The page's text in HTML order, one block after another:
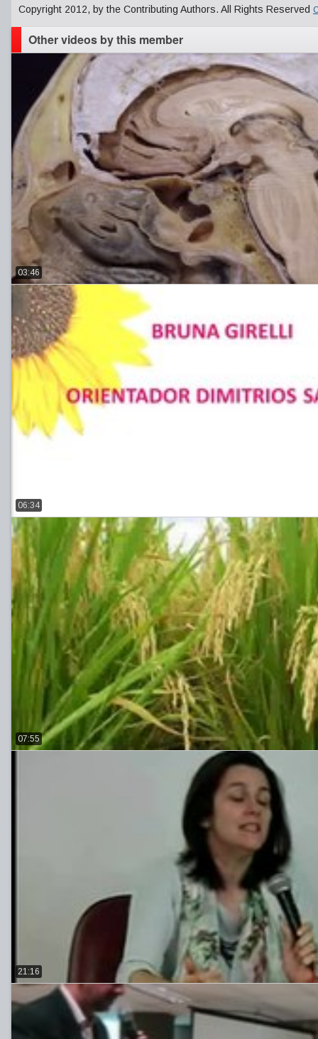
Copyright 2012, by the Contributing Authors. All Rights Reserved
Other videos by this member
03:46
06:34
07:55
21:16